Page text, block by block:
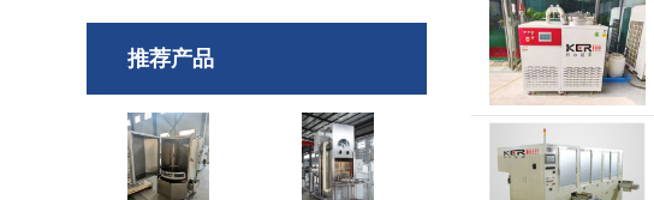
推荐产品